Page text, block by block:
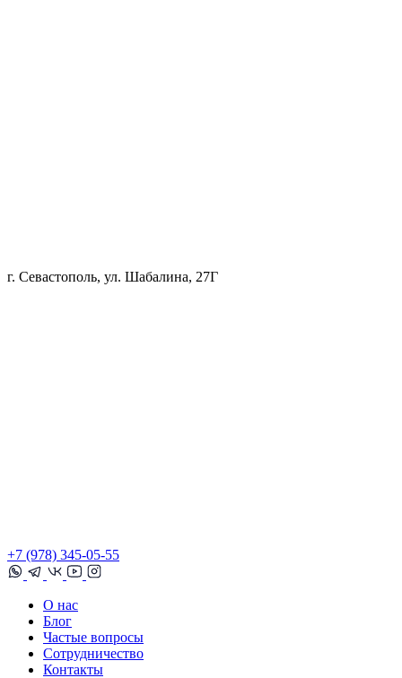
г. Севастополь, ул. Шабалина, 27Г
+7 (978) 345-05-55
О нас
Блог
Частые вопросы
Сотрудничество
Контакты